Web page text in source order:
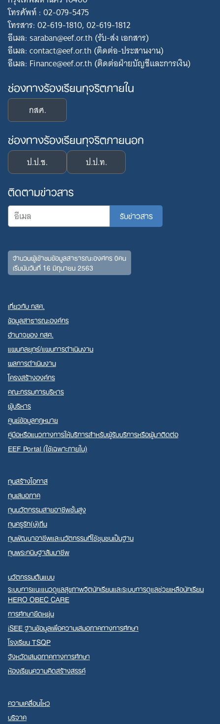
Search
for:
โทรศัพท์ : 02-079-5475
โทรสาร: 02-619-1810, 02-619-1812
อีเมล: saraban@eef.or.th (รับ-ส่ง เอกสาร)
อีเมล: contact@eef.or.th (ติดต่อ-ประสานงาน)
อีเมล: Finance@eef.or.th (ติดต่อฝ่ายบัญชีและการเงิน)
ช่องทางร้องเรียนทุจริตภายใน
กสศ.
ช่องทางร้องเรียนทุจริตภายนอก
ป.ป.ช. ป.ป.ท.
ติดตามข่าวสาร
จำนวนผู้เข้าชมข้อมูลสาธารณะองค์กร 0คน
เริ่มนับวันที่ 16 มิถุนายน 2563
เกี่ยวกับ กสศ.
ข้อมูลสาธารณะองค์กร
อำนาจของ กสศ.
แผนกลยุทธ์/แผนการดำเนินงาน
ผลการดำเนินงาน
โครงสร้างองค์กร
คณะกรรมการบริหาร
ผู้บริหาร
ศูนย์ข้อมูลกฎหมาย
คู่มือหรือแนวทางการให้บริการสำหรับผู้รับบริการหรือผู้มาติดต่อ
EEF Portal (ใช้เฉพาะภายใน)
ทุนสร้างโอกาส
ทุนเสมอภาค
ทุนนวัตกรรมสายอาชีพชั้นสูง
ทุนครูรัก(ษ์)ถิ่น
ทุนพัฒนาอาชีพและนวัตกรรมที่ใช้ชุมชนเป็นฐาน
ทุนพระกนิษฐาสัมมาชีพ
นวัตกรรมต้นแบบ
ระบบการแนะแนวดูแลสุขภาพจิตนักเรียนและระบบการดูแลช่วยเหลือนักเรียน
HERO OBEC CARE
การศึกษายืดหยุ่น
iSEE ฐานข้อมูลเพื่อความเสมอภาคทางการศึกษา
โรงเรียน TSQP
จังหวัดเสมอภาคทางการศึกษา
ห้องเรียนความคิดสร้างสรรค์
ความเคลื่อนไหว
บริจาค